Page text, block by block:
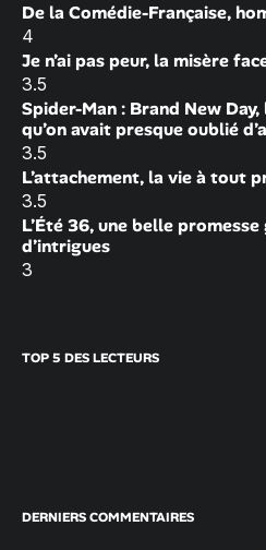
De la Comédie-Française,
4
Je n’ai pas peur, la misère
3.5
Spider-Man : Brand New
qu’on avait presque oublié
3.5
L’attachement, la vie à tout
3.5
L’Été 36, une belle
d’intrigues
3
TOP 5 DES LECTEURS
DERNIERS COMMENTAIRES